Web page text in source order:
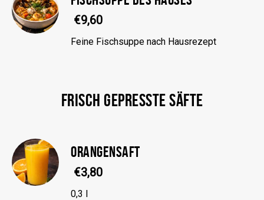
€9,60
Feine Fischsuppe nach Hausrezept
FRISCH GEPRESSTE SÄFTE
ORANGENSAFT
€3,80
0,3 l